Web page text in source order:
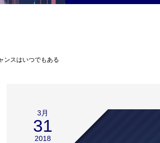
ンスはいつでもある
3月
31
2018